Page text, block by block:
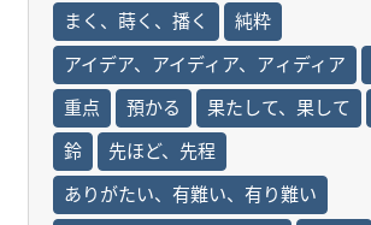
まく、蒔く、播く
純粋
アイデア、アイディア、アィディア
重点
預かる 果たして、果して
鈴
先ほど、先程
ありがたい、有難い、有り難い